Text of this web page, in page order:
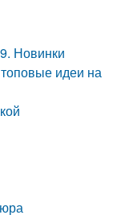
Новинки
идеи на